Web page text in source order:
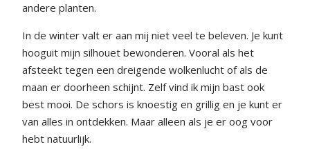
andere planten.
In de winter valt er aan mij niet veel te beleven. Je kunt
hooguit mijn silhouet bewonderen. Vooral als het
afsteekt tegen een dreigende wolkenlucht of als de
maan er doorheen schijnt. Zelf vind ik mijn bast ook
best mooi. De schors is knoestig en grillig en je kunt er
van alles in ontdekken. Maar alleen als je er oog voor
hebt natuurlijk.